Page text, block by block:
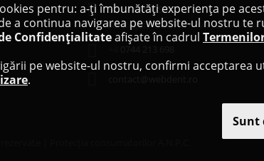
SC KAYANA SRL
Bd. Regele Mihai I, nr 44F, Baia
pentru: a-ți îmbunătăți experiența pe
a continua navigarea pe website-ul nostru
Confidențialitateafișate în cadrul
pe website-ul nostru, confirmi acceptarea
.
Sunt